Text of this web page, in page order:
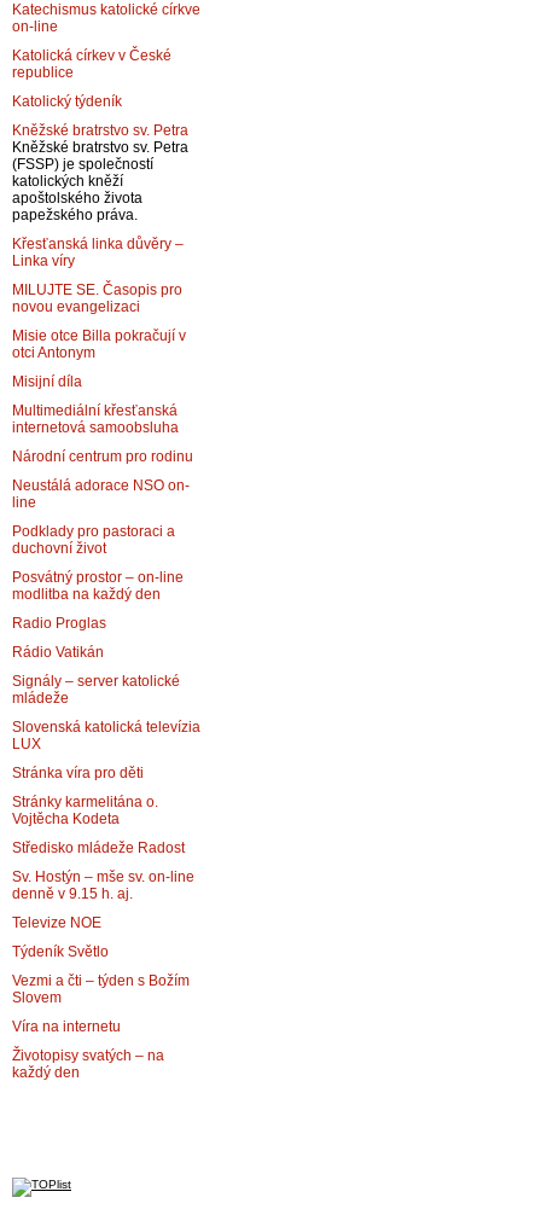
Katechismus katolické církve
on-line
Katolická církev v České
republice
Katolický týdeník
Kněžské bratrstvo sv. Petra
Kněžské bratrstvo sv. Petra
(FSSP) je společností
katolických kněží
apoštolského života
papežského práva.
Křesťanská linka důvěry –
Linka víry
MILUJTE SE. Časopis pro
novou evangelizaci
Misie otce Billa pokračují v
otci Antonym
Misijní díla
Multimediální křesťanská
internetová samoobsluha
Národní centrum pro rodinu
Neustálá adorace NSO on-
line
Podklady pro pastoraci a
duchovní život
Posvátný prostor – on-line
modlitba na každý den
Radio Proglas
Rádio Vatikán
Signály – server katolické
mládeže
Slovenská katolická televízia
LUX
Stránka víra pro děti
Stránky karmelitána o.
Vojtěcha Kodeta
Středisko mládeže Radost
Sv. Hostýn – mše sv. on-line
denně v 9.15 h. aj.
Televize NOE
Týdeník Světlo
Vezmi a čti – týden s Božím
Slovem
Víra na internetu
Životopisy svatých – na
každý den